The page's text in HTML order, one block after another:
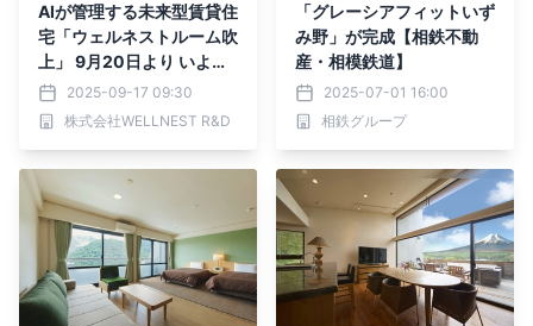
AIが管理する未来型賃貸住
宅「ウェルネストルーム吹
上」 9月20日より いよい
よ入居者募集開始
2025-09-17 09:30
株式会社WELLNEST R&D
「グレーシアフィットいず
み野」が完成【相鉄不動
産・相模鉄道】
2025-07-01 16:00
相鉄グループ